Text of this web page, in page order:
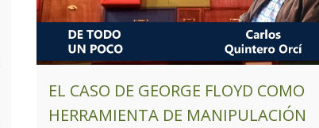
EL CASO DE GEORGE FLOYD COMO
HERRAMIENTA DE MANIPULACIÓN